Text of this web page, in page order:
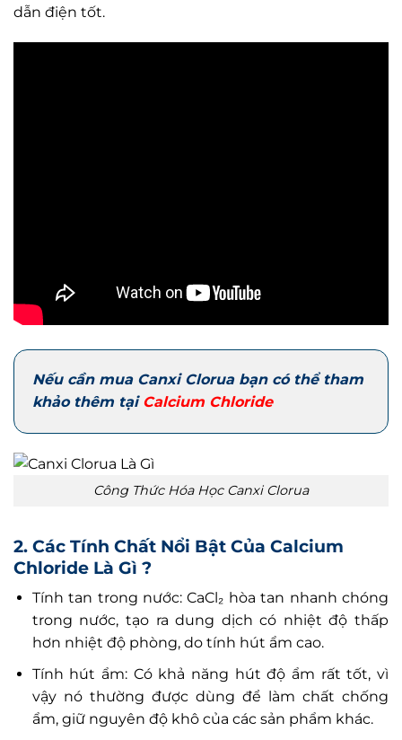
dẫn điện tốt.
Nếu cần mua Canxi Clorua bạn có thể tham
khảo thêm tại Calcium Chloride
Công Thức Hóa Học Canxi Clorua
2. Các Tính Chất Nổi Bật Của Calcium
Chloride Là Gì ?
Tính tan trong nước: CaCl₂ hòa tan nhanh chóng
trong nước, tạo ra dung dịch có nhiệt độ thấp
hơn nhiệt độ phòng, do tính hút ẩm cao.
Tính hút ẩm: Có khả năng hút độ ẩm rất tốt, vì
vậy nó thường được dùng để làm chất chống
ẩm, giữ nguyên độ khô của các sản phẩm khác.